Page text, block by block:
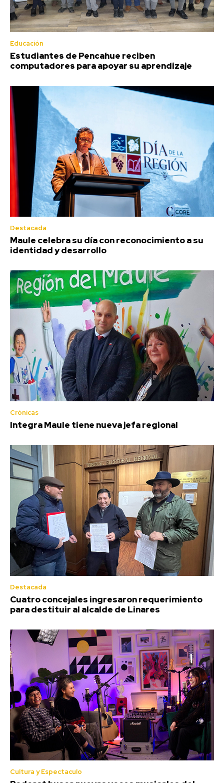
Educación
Estudiantes de Pencahue reciben
computadores para apoyar su aprendizaje
Destacada
Maule celebra su día con reconocimiento a su
identidad y desarrollo
Crónicas
Integra Maule tiene nueva jefa regional
Destacada
Cuatro concejales ingresaron requerimiento
para destituir al alcalde de Linares
Cultura y Espectaculo